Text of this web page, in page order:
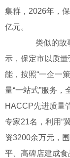
集群，2026年，
亿元。
类似的故事
示，保定市以质
能，按照“一企一
量“一站式”服务
HACCP先进质量
专家21名，利用“
资3200余万元，
平、高碑店建成食